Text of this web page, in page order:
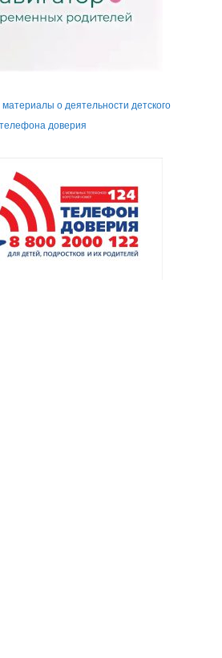
о деятельности детского
телефона доверия